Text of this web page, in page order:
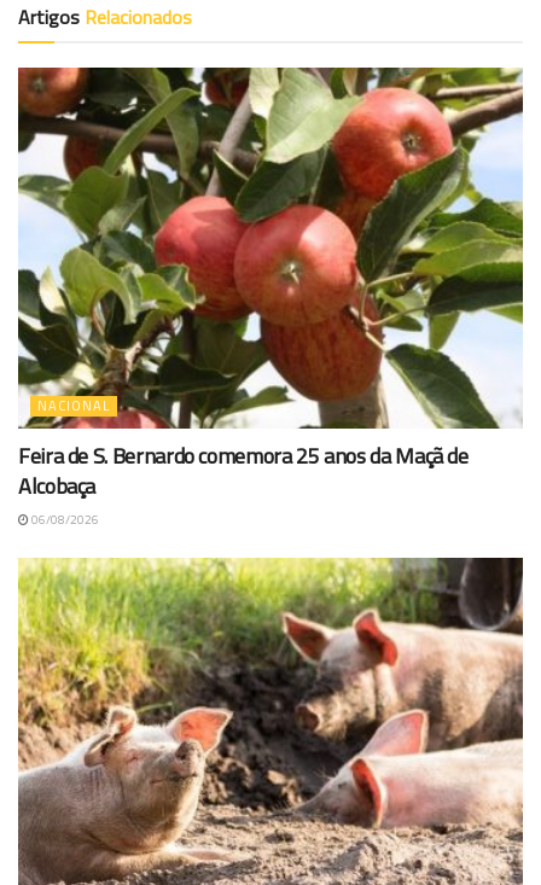
Artigos Relacionados
NACIONAL
Feira de S. Bernardo comemora 25 anos da Maçã de
Alcobaça
06/08/2026